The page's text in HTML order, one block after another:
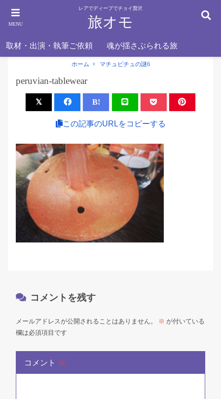
MENU
レアでディープでチョイ贅沢
旅オモ
取材・出演・執筆ご依頼 魂が揺さぶられる旅
ホーム マチュピチュの謎6
peruvian-tablewear
B!
この記事のURLをコピーする
コメントを残す
メールアドレスが公開されることはありません。 ※ が付いている
欄は必須項目です
コメント ※